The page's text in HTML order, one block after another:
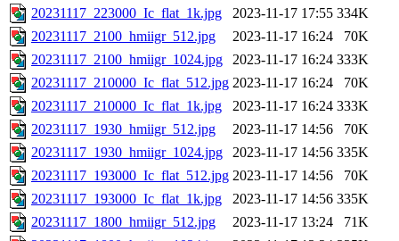
20231117_223000_Ic_flat_1k.jpg
2023-11-17 17:55 334K
20231117_2100_hmiigr_512.jpg
2023-11-17 16:24
70K
20231117_2100_hmiigr_1024.jpg
2023-11-17 16:24 333K
20231117_210000_Ic_flat_512.jpg 2023-11-17 16:24
70K
20231117_210000_Ic_flat_1k.jpg
2023-11-17 16:24 333K
20231117_1930_hmiigr_512.jpg
2023-11-17 14:56
70K
20231117_1930_hmiigr_1024.jpg
2023-11-17 14:56 335K
20231117_193000_Ic_flat_512.jpg 2023-11-17 14:56
70K
20231117_193000_Ic_flat_1k.jpg
2023-11-17 14:56 335K
20231117_1800_hmiigr_512.jpg
2023-11-17 13:24
71K